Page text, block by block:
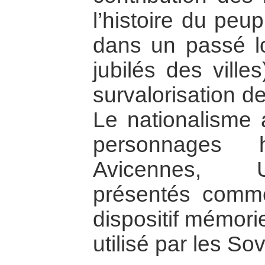
l’histoire du
dans un passé
jubilés des
survalorisation
Le nationalisme
personnages
Avicennes,
présentés
dispositif
utilisé par les